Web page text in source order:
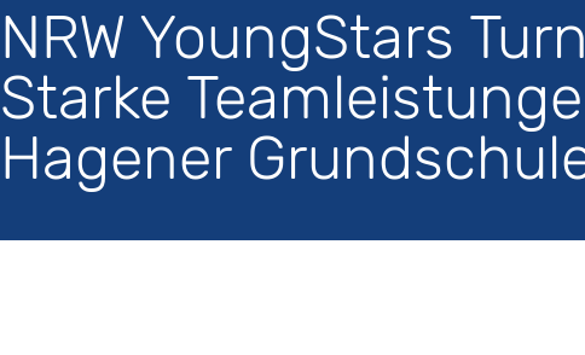
NRW YoungStars
Starke
Hagener